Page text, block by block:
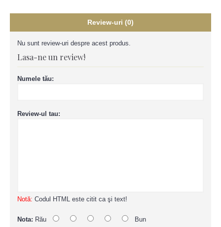
Review-uri (0)
Nu sunt review-uri despre acest produs.
Lasa-ne un review!
Numele tău:
Review-ul tau:
Notă: Codul HTML este citit ca şi text!
Nota: Rău Bun